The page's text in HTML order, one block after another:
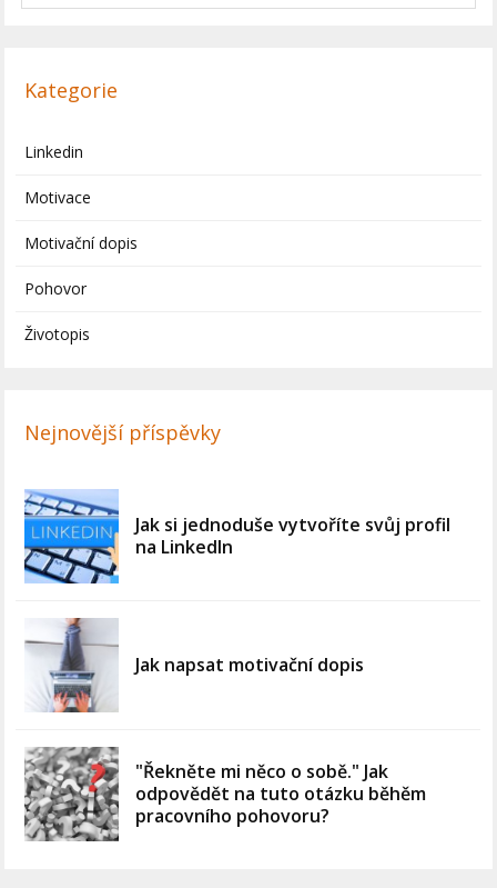
Kategorie
Linkedin
Motivace
Motivační dopis
Pohovor
Životopis
Nejnovější příspěvky
Jak si jednoduše vytvoříte svůj profil
na LinkedIn
Jak napsat motivační dopis
"Řekněte mi něco o sobě." Jak
odpovědět na tuto otázku běhěm
pracovního pohovoru?